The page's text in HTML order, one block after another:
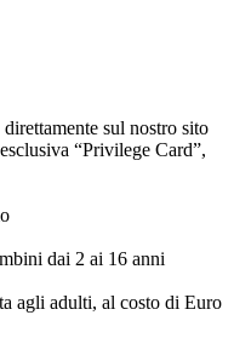
sul nostro sito
“Privilege Card”,
dai 2 ai 16 anni
agli adulti, al costo di Euro